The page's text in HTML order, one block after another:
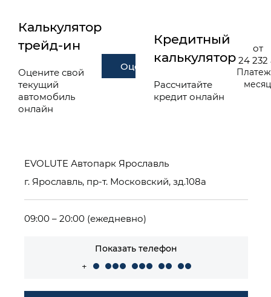
Калькулятор
трейд-ин
Оцените свой
текущий
автомобиль
онлайн
Оценить
Кредитный
калькулятор
Рассчитайте
кредит онлайн
от
24 232
EVOLUTE Автопарк Ярославль
г. Ярославль, пр-т. Московский, зд.108а
09:00 – 20:00 (ежедневно)
Показать телефон
+